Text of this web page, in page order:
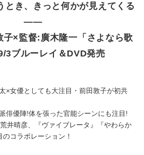
とき、きっと何かが見えてくる
――
子×監督:廣木隆一「さよなら歌
3ブルーレイ＆DVD発売
×女優としても大注目・前田敦子が初共
俳優陣!体を張った官能シーンにも注目!
井晴彦、『ヴァイブレータ』『やわらか
コラボレーション！